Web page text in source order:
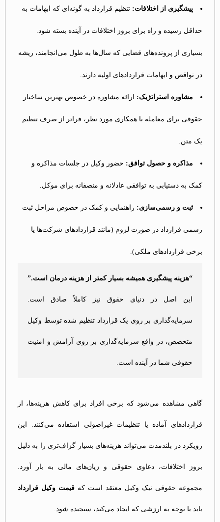
پیشگیری از اختلافات: تنظیم قرارداد به گونه‌ای که ابهامات به
حداقل رسیده و راه برای بروز اختلافات در آینده بسته شود.
بسیاری از پرونده‌های قضایی که سال‌ها به طول می‌انجامند، ریشه
در نواقص و ابهامات قراردادهای اولیه دارند.
مشاوره استراتژیک: ارائه مشاوره در خصوص بهترین ساختار
حقوقی برای معامله یا همکاری مورد نظر، فراتر از صرف تنظیم
یک متن.
مذاکره و حصول توافق: حضور وکیل در جلسات مذاکره و
کمک به دستیابی به توافقی عادلانه و منصفانه برای موکل.
ثبت و رسمی‌سازی: راهنمایی و کمک در خصوص مراحل ثبت
رسمی قرارداد در صورت لزوم (مانند قراردادهای شرکت‌ها یا
برخی قراردادهای ملکی).
“هزینه پیشگیری همیشه بسیار کمتر از هزینه درمان است.”
این اصل در دنیای حقوق نیز کاملاً صادق است.
سرمایه‌گذاری بر روی یک قرارداد تنظیم شده توسط وکیل
متخصص، در واقع سرمایه‌گذاری بر روی آرامش و امنیت
حقوقی شما در آینده است.
گاهی مشاهده می‌شود که برخی افراد برای کاهش هزینه‌ها، از
قراردادهای آماده یا تنظیمات غیراصولی استفاده می‌کنند. این
رویکرد در بلندمدت می‌تواند هزینه‌های بسیار گزاف‌تری را به دلیل
بروز اختلافات، دعاوی حقوقی و زیان‌های مالی به بار آورد.
مجموعه حقوقی نیک وکیل معتقد است که قیمت وکیل قرارداد
باید با توجه به ارزشی که ایجاد می‌کند، سنجیده شود.